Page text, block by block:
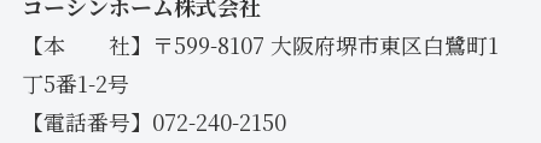
【本 社】〒599-8107 大阪府堺市東区白鷺町1
丁5番1-2号
【電話番号】072-240-2150